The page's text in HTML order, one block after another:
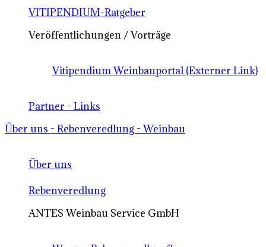
VITIPENDIUM-Ratgeber
Veröffentlichungen / Vorträge
Vitipendium Weinbauportal (Externer Link)
Partner - Links
Über uns - Rebenveredlung - Weinbau
Über uns
Rebenveredlung
ANTES Weinbau Service GmbH